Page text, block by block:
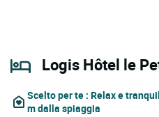
Logis Hôtel le
Scelto per te : Relax e
m dalla spiaggia